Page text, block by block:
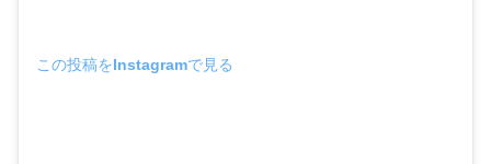
この投稿をInstagramで見る